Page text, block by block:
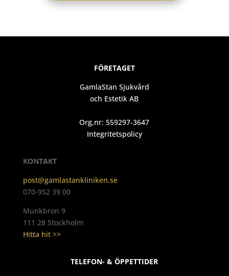
FÖRETAGET
GamlaStan Sjukvård
och Estetik AB
Org,nr: 559297-3647
Integritetspolicy
KONTAKT
post@gamlastankliniken.se
070-952 39 00
Munkbron 9
111 28 Stockholm
Hitta hit >>
TELEFON- & ÖPPETTIDER